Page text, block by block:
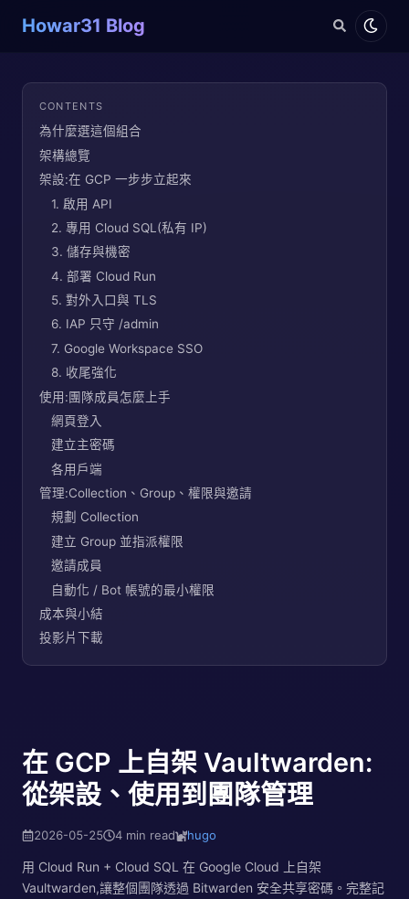
Howar31 Blog
在 GCP 上自架 Vaultwarden:
從架設、使用到團隊管理
2026-05-25 4 min read hugo
用 Cloud Run + Cloud SQL 在 Google Cloud 上自架
Vaultwarden,讓整個團隊透過 Bitwarden 安全共享密碼。完整記
CONTENTS
為什麼選這個組合
架構總覽
架設:在 GCP 一步步立起來
1. 啟用 API
2. 專用 Cloud SQL(私有 IP)
3. 儲存與機密
4. 部署 Cloud Run
5. 對外入口與 TLS
6. IAP 只守 /admin
7. Google Workspace SSO
8. 收尾強化
使用:團隊成員怎麼上手
網頁登入
建立主密碼
各用戶端
管理:Collection、Group、權限與邀請
規劃 Collection
建立 Group 並指派權限
邀請成員
自動化 / Bot 帳號的最小權限
成本與小結
投影片下載